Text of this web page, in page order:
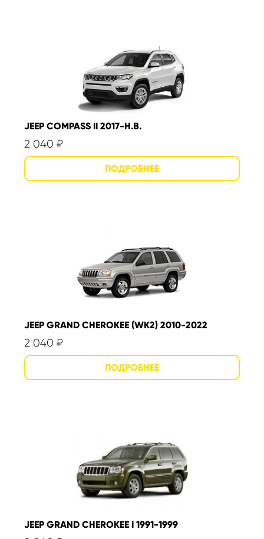
JEEP COMPASS II 2017-Н.В.
2 040 ₽
JEEP GRAND CHEROKEE (WK2) 2010-2022
2 040 ₽
JEEP GRAND CHEROKEE I 1991-1999